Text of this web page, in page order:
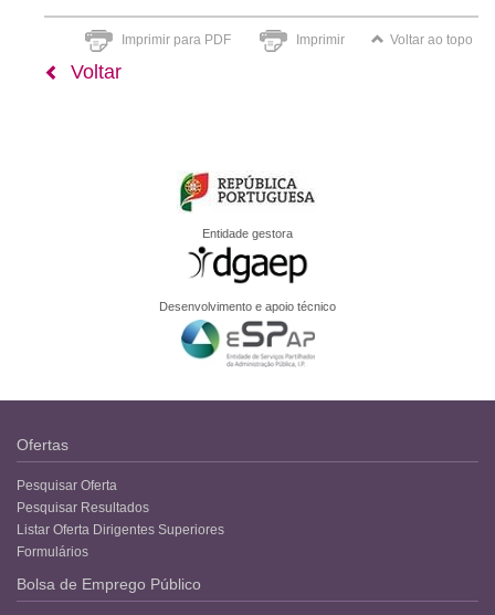
Imprimir para PDF Imprimir Voltar ao topo
Voltar
Entidade gestora
Desenvolvimento e apoio técnico
Ofertas
Pesquisar Oferta
Pesquisar Resultados
Listar Oferta Dirigentes Superiores
Formulários
Bolsa de Emprego Público